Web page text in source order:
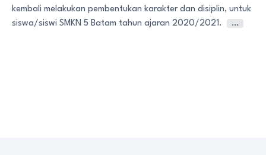
kembali melakukan pembentukan karakter dan disiplin, untuk
siswa/siswi SMKN 5 Batam tahun ajaran 2020/2021.
…